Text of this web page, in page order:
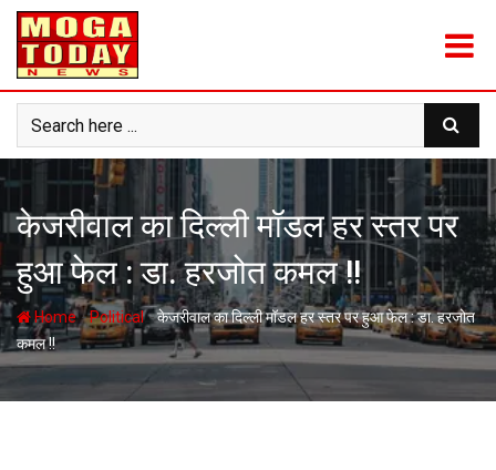
Skip
content
केजरीवाल का दिल्ली मॉडल हर स्तर पर
हुआ फेल : डा. हरजोत कमल !!
Home-Political-केजरीवाल का दिल्ली मॉडल हर स्तर पर हुआ फेल : डा. हरजोत
कमल !!